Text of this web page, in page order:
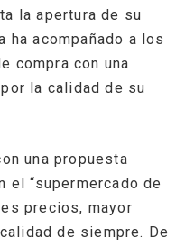
la apertura de su
ha acompañado a los
compra con una
la calidad de su
una propuesta
el “supermercado de
precios, mayor
de siempre. De